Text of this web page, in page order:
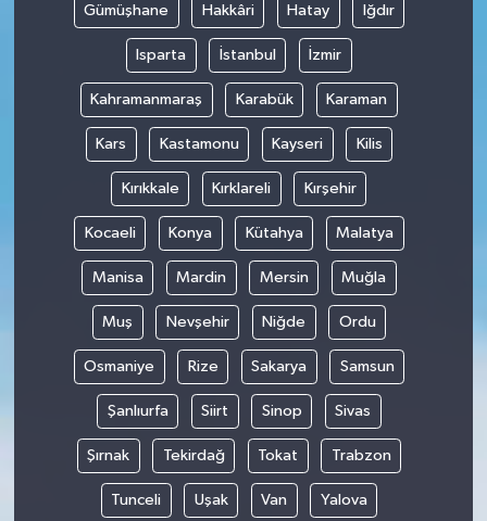
Gümüşhane Hakkâri Hatay Iğdır
Isparta İstanbul İzmir
Kahramanmaraş Karabük Karaman
Kars Kastamonu Kayseri Kilis
Kırıkkale Kırklareli Kırşehir
Kocaeli Konya Kütahya Malatya
Manisa Mardin Mersin Muğla
Muş Nevşehir Niğde Ordu
Osmaniye Rize Sakarya Samsun
Şanlıurfa Siirt Sinop Sivas
Şırnak Tekirdağ Tokat Trabzon
Tunceli Uşak Van Yalova